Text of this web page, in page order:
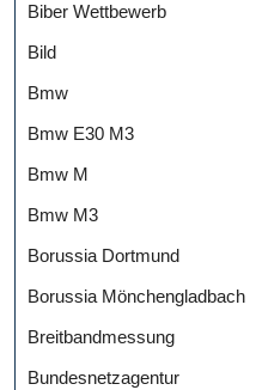
Biber Wettbewerb
Bild
Bmw
Bmw E30 M3
Bmw M
Bmw M3
Borussia Dortmund
Borussia Mönchengladbach
Breitbandmessung
Bundesnetzagentur